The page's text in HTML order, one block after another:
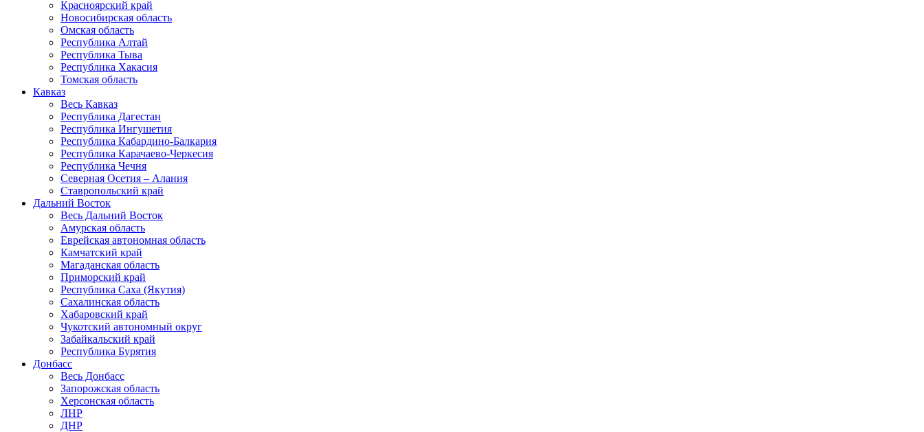
Красноярский край
Новосибирская область
Омская область
Республика Алтай
Республика Тыва
Республика Хакасия
Томская область
Кавказ
Весь Кавказ
Республика Дагестан
Республика Ингушетия
Республика Кабардино-Балкария
Республика Карачаево-Черкесия
Республика Чечня
Северная Осетия – Алания
Ставропольский край
Дальний Восток
Весь Дальний Восток
Амурская область
Еврейская автономная область
Камчатский край
Магаданская область
Приморский край
Республика Саха (Якутия)
Сахалинская область
Хабаровский край
Чукотский автономный округ
Забайкальский край
Республика Бурятия
Донбасс
Весь Донбасс
Запорожская область
Херсонская область
ЛНР
ДНР